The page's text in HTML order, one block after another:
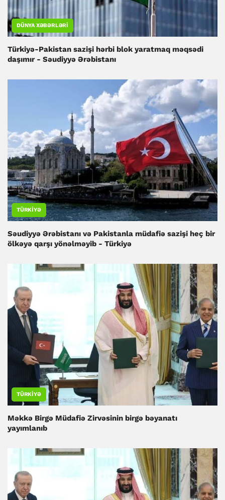
DÜNYA XƏBƏRLƏRI
Türkiyə-Pakistan sazişi hərbi blok yaratmaq məqsədi
daşımır - Səudiyyə Ərəbistanı
TÜRKIYƏ
Səudiyyə Ərəbistanı və Pakistanla müdafiə sazişi heç bir
ölkəyə qarşı yönəlməyib - Türkiyə
TÜRKIYƏ
Məkkə Birgə Müdafiə Zirvəsinin birgə bəyanatı
yayımlanıb